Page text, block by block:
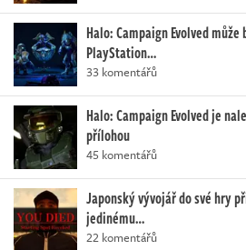
Halo: Campaign Evolved
PlayStation…
33 komentářů
Halo: Campaign Evolved je
přílohou
45 komentářů
Japonský vývojář do své hry
jedinému…
22 komentářů